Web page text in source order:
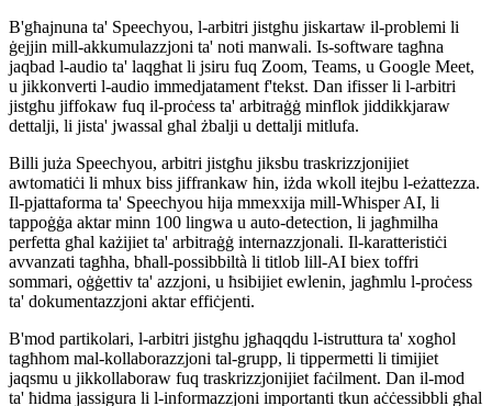
B'għajnuna ta' Speechyou, l-arbitri jistgħu jiskartaw il-problemi li
ġejjin mill-akkumulazzjoni ta' noti manwali. Is-software tagħna
jaqbad l-audio ta' laqgħat li jsiru fuq Zoom, Teams, u Google Meet,
u jikkonverti l-audio immedjatament f'tekst. Dan ifisser li l-arbitri
jistgħu jiffokaw fuq il-proċess ta' arbitraġġ minflok jiddikkjaraw
dettalji, li jista' jwassal għal żbalji u dettalji mitlufa.
Billi juża Speechyou, arbitri jistgħu jiksbu traskrizzjonijiet
awtomatiċi li mhux biss jiffrankaw ħin, iżda wkoll itejbu l-eżattezza.
Il-pjattaforma ta' Speechyou hija mmexxija mill-Whisper AI, li
tappoġġa aktar minn 100 lingwa u auto-detection, li jagħmilha
perfetta għal każijiet ta' arbitraġġ internazzjonali. Il-karatteristiċi
avvanzati tagħha, bħall-possibbiltà li titlob lill-AI biex toffri
sommari, oġġettiv ta' azzjoni, u ħsibijiet ewlenin, jagħmlu l-proċess
ta' dokumentazzjoni aktar effiċjenti.
B'mod partikolari, l-arbitri jistgħu jgħaqqdu l-istruttura ta' xogħol
tagħhom mal-kollaborazzjoni tal-grupp, li tippermetti li timijiet
jaqsmu u jikkollaboraw fuq traskrizzjonijiet faċilment. Dan il-mod
ta' ħidma jassigura li l-informazzjoni importanti tkun aċċessibbli għal